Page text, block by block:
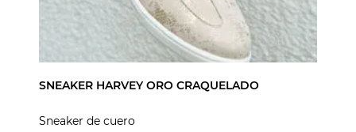
SNEAKER HARVEY ORO CRAQUELADO
Sneaker de cuero